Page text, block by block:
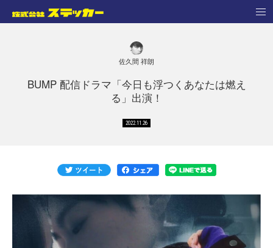
佐久間 祥朗
BUMP 配信ドラマ「今日も浮つくあなたは燃え
る」出演！
2022.11.26